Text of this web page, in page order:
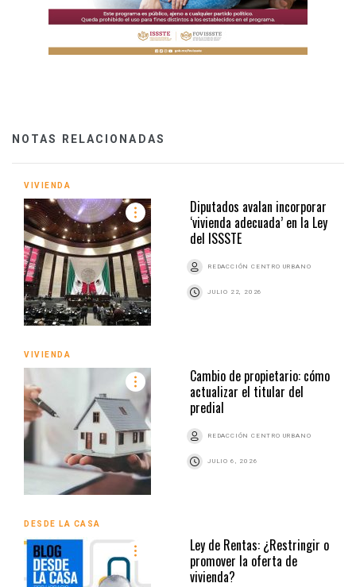
NOTAS RELACIONADAS
VIVIENDA
Diputados avalan incorporar
‘vivienda adecuada’ en la Ley
del ISSSTE
REDACCIÓN CENTRO URBANO
JULIO 22, 2026
VIVIENDA
Cambio de propietario: cómo
actualizar el titular del
predial
REDACCIÓN CENTRO URBANO
JULIO 6, 2026
DESDE LA CASA
Ley de Rentas: ¿Restringir o
promover la oferta de
vivienda?